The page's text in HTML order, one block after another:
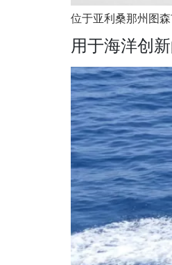
位于亚利桑那州图
用于海洋创